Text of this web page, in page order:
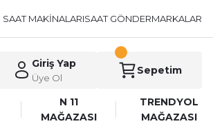
SAAT MAKİNALARISAAT GÖNDERMARKALAR
Giriş Yap
Üye Ol
Sepetim
N 11
MAĞAZASI
TRENDYOL
MAĞAZASI